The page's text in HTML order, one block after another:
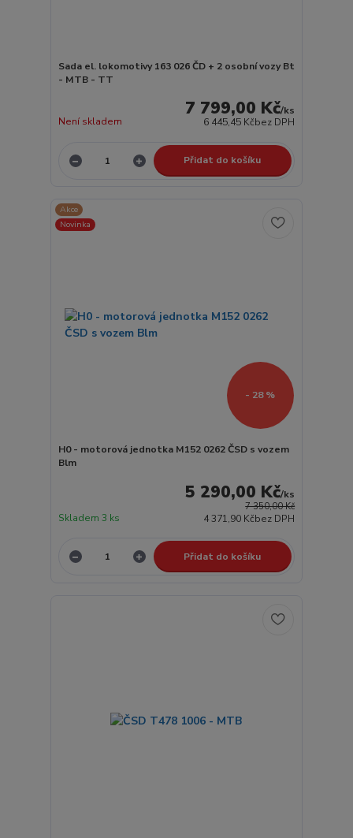
Sada el. lokomotivy 163 026 ČD + 2 osobní vozy Bt
- MTB - TT
7 799,00 Kč/ks
6 445,45 Kčbez DPH
Není skladem
Přidat do košíku
Akce
Novinka
- 28 %
H0 - motorová jednotka M152 0262 ČSD s vozem
Blm
7 350,00 Kč
5 290,00 Kč/ks
4 371,90 Kčbez DPH
Skladem 3 ks
Přidat do košíku